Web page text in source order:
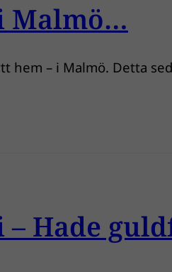
Malmö…
hem – i Malmö. Detta
Hade